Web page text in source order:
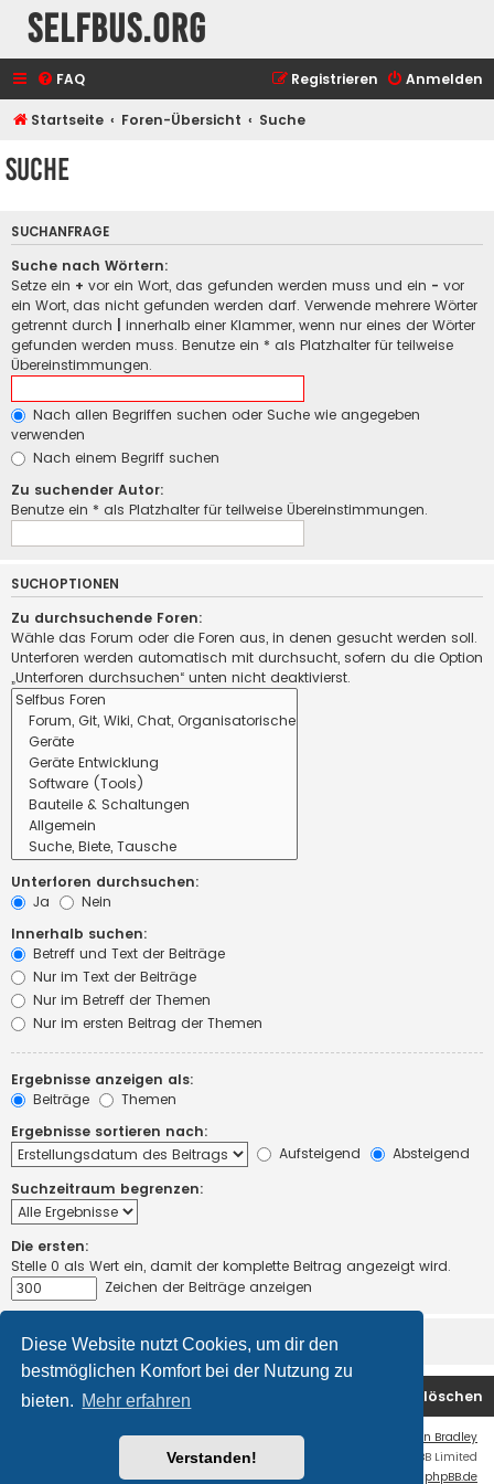
Diese Website nutzt Cookies, um dir den
bestmöglichen Komfort bei der Nutzung zu
bieten. Mehr erfahren
Verstanden!
selfbus.org
FAQ Anmelden
Registrieren
Startseite Foren-Übersicht Suche
Suche
SUCHANFRAGE
Suche nach Wörtern:
Setze ein + vor ein Wort, das gefunden werden muss und ein - vor
ein Wort, das nicht gefunden werden darf. Verwende mehrere Wörter
getrennt durch
innerhalb einer Klammer, wenn nur eines der Wörter
gefunden werden muss. Benutze ein * als Platzhalter für teilweise
Übereinstimmungen.
Nach allen Begriffen suchen oder Suche wie angegeben
verwenden
Nach einem Begriff suchen
Zu suchender Autor:
Benutze ein * als Platzhalter für teilweise Übereinstimmungen.
SUCHOPTIONEN
Zu durchsuchende Foren:
Wähle das Forum oder die Foren aus, in denen gesucht werden soll.
Unterforen werden automatisch mit durchsucht, sofern du die Option
„Unterforen durchsuchen“ unten nicht deaktivierst.
Unterforen durchsuchen:
Ja
Nein
Innerhalb suchen:
Betreff und Text der Beiträge
Nur im Text der Beiträge
Nur im Betreff der Themen
Nur im ersten Beitrag der Themen
Ergebnisse anzeigen als:
Beiträge
Themen
Ergebnisse sortieren nach:
Aufsteigend
Absteigend
Suchzeitraum begrenzen:
Die ersten:
Stelle 0 als Wert ein, damit der komplette Beitrag angezeigt wird.
Zeichen der Beiträge anzeigen
Startseite Foren-Übersicht Alle Cookies löschen
Ian Bradley
Powered byphpBB
® Forum Software © phpBB Limited
Deutsche Übersetzung durch phpBB.de